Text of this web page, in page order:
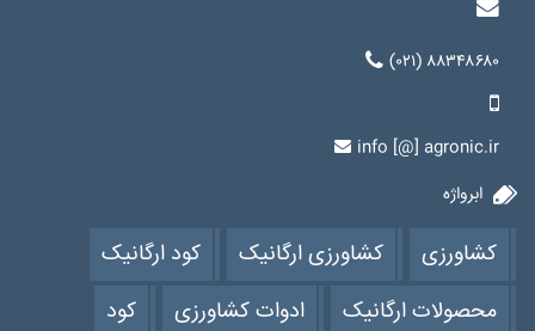
(۰۲۱) ۸۸۳۴۸۶۸۰
info [@] agronic.ir
ابرواژه
کشاورزی کشاورزی ارگانیک
کود ارگانیک
محصولات ارگانیک
ادوات کشاورزی
کود